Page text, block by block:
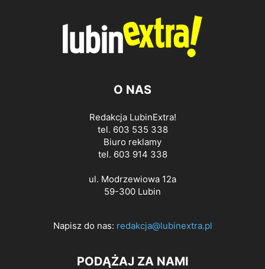
O NAS
Redakcja LubinExtra!
tel. 603 535 338
Biuro reklamy
tel. 603 914 338
ul. Modrzewiowa 12a
59-300 Lubin
Napisz do nas: redakcja@lubinextra.pl
PODĄŻAJ ZA NAMI